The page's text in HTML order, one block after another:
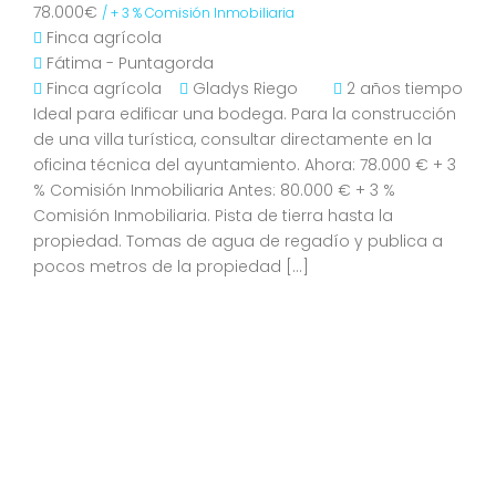
78.000€ / + 3 % Comisión Inmobiliaria
Finca agrícola
Fátima - Puntagorda
Finca agrícola
Gladys Riego
2 años tiempo
Ideal para edificar una bodega. Para la construcción
de una villa turística, consultar directamente en la
oficina técnica del ayuntamiento. Ahora: 78.000 € + 3
% Comisión Inmobiliaria Antes: 80.000 € + 3 %
Comisión Inmobiliaria. Pista de tierra hasta la
propiedad. Tomas de agua de regadío y publica a
pocos metros de la propiedad […]